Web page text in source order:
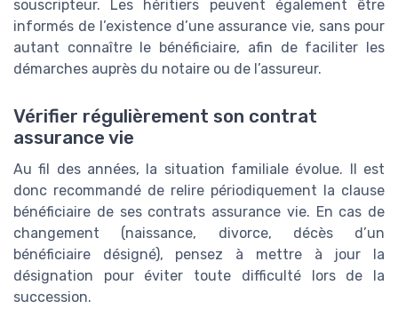
souscripteur. Les héritiers peuvent également être
informés de l’existence d’une assurance vie, sans pour
autant connaître le bénéficiaire, afin de faciliter les
démarches auprès du notaire ou de l’assureur.
Vérifier régulièrement son contrat
assurance vie
Au fil des années, la situation familiale évolue. Il est
donc recommandé de relire périodiquement la clause
bénéficiaire de ses contrats assurance vie. En cas de
changement (naissance, divorce, décès d’un
bénéficiaire désigné), pensez à mettre à jour la
désignation pour éviter toute difficulté lors de la
succession.